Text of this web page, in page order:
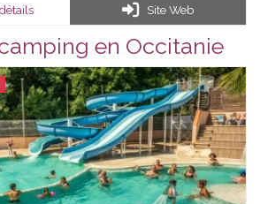
Site Web
en Occitanie